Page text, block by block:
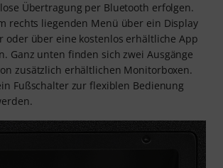
Übertragung per Bluetooth erfolgen.
rechts liegenden Menü über ein Display
oder über eine kostenlos erhältliche App
Ganz unten finden sich zwei Ausgänge
zusätzlich erhältlichen Monitorboxen.
Fußschalter zur flexiblen Bedienung